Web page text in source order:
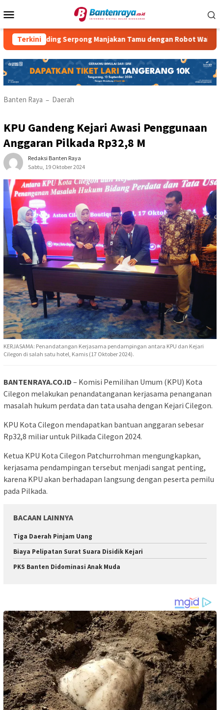
ke
Mobile
Terkini
Serpong Manjakan Tamu dengan Robot Waiter RM
Banten Raya – Daerah
KPU Gandeng Kejari Awasi Penggunaan
Anggaran Pilkada Rp32,8 M
Redaksi Banten Raya
Sabtu, 19 Oktober 2024
KERJASAMA: Penandatangan Kerjasama pendampingan antara KPU dan Kejari
Cilegon di salah satu hotel, Kamis (17 Oktober 2024).
BANTENRAYA.CO.ID – Komisi Pemilihan Umum (KPU) Kota
Cilegon melakukan penandatanganan kerjasama penanganan
masalah hukum perdata dan tata usaha dengan Kejari Cilegon.
KPU Kota Cilegon mendapatkan bantuan anggaran sebesar
Rp32,8 miliar untuk Pilkada Cilegon 2024.
Ketua KPU Kota Cilegon Patchurrohman mengungkapkan,
kerjasama pendampingan tersebut menjadi sangat penting,
karena KPU akan berhadapan langsung dengan peserta pemilu
pada Pilkada.
BACAAN LAINNYA
Tiga Daerah Pinjam Uang
Biaya Pelipatan Surat Suara Disidik Kejari
PKS Banten Didominasi Anak Muda